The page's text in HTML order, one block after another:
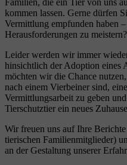
Familien, die ein Tier von uns
kommen lassen. Gerne dürfen
Vermittlung empfunden haben
Herausforderungen zu
Leider werden wir immer
hinsichtlich der Adoption eines
möchten wir die Chance
nach einem Vierbeiner sind,
Vermittlungsarbeit zu geben
Tierschutztier ein neues
Wir freuen uns auf Ihre
tierischen Familienmitglieder)
an der Gestaltung unserer